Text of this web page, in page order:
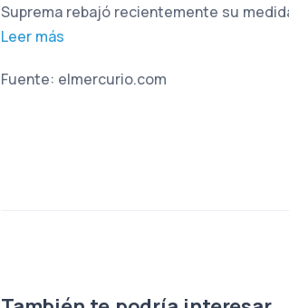
Suprema rebajó recientemente su
Leer más
Fuente: elmercurio.com